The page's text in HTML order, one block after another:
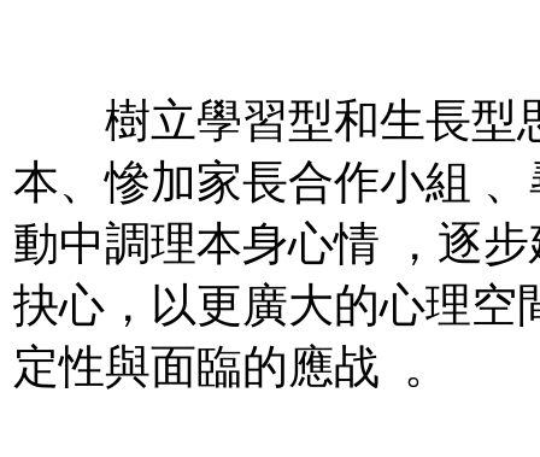
樹立學習型和生長型思
本、慘加家長合作小組 
動中調理本身心情 ，逐
抉心，以更廣大的心理
定性與面臨的應战  。